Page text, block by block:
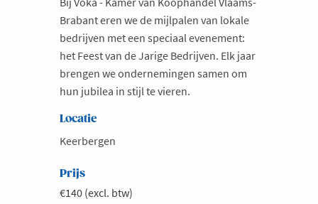
Brabant eren we de mijlpalen van lokale
bedrijven met een speciaal evenement:
het Feest van de Jarige Bedrijven. Elk jaar
brengen we ondernemingen samen om
hun jubilea in stijl te vieren.
Locatie
Keerbergen
Prijs
€140 (excl. btw)